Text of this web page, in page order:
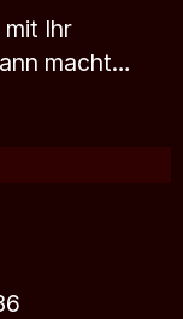
mit Ihr
macht…